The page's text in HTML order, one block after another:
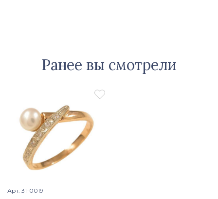
Ранее вы смотрели

 Просмотр изделия
Арт: 31-0019